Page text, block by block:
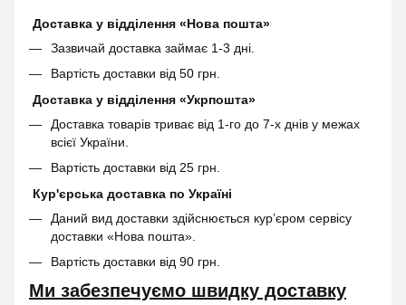
Доставка у відділення «Нова пошта»
Зазвичай доставка займає 1-3 дні.
Вартість доставки від 50 грн.
Доставка у відділення «Укрпошта»
Доставка товарів триває від 1-го до 7-х днів у межах
всієї України.
Вартість доставки від 25 грн.
Кур'єрська доставка по Україні
Даний вид доставки здійснюється кур’єром сервісу
доставки «Нова пошта».
Вартість доставки від 90 грн.
Ми забезпечуємо швидку доставку